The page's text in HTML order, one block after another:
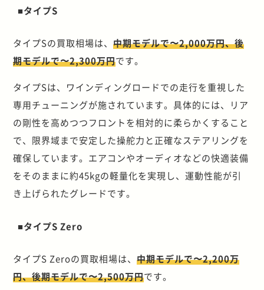
■タイプS
タイプSの買取相場は、中期モデルで〜2,000万円、後
期モデルで〜2,300万円です。
タイプSは、ワインディングロードでの走行を重視した
専用チューニングが施されています。具体的には、リア
の剛性を高めつつフロントを相対的に柔らかくすること
で、限界域まで安定した操舵力と正確なステアリングを
確保しています。エアコンやオーディオなどの快適装備
をそのままに約45kgの軽量化を実現し、運動性能が引
き上げられたグレードです。
■タイプS Zero
タイプS Zeroの買取相場は、中期モデルで〜2,200万
円、後期モデルで〜2,500万円です。